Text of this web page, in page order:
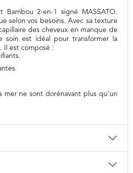
Bambou 2-en-1 signé MASSATO.
selon vos besoins. Avec sa texture
des cheveux en manque de
soin est idéal pour transformer la
Il est composé :
ne sont dorénavant plus qu’un